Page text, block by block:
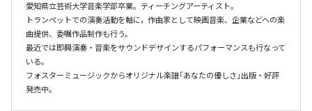
愛知県立芸術大学音楽学部卒業。ティーチングアーティスト。
トランペットでの演奏活動を軸に，作曲家として映画音楽、企業などへの楽
曲提供、委嘱作品制作も行う。
最近では即興演奏・音楽をサウンドデザインするパフォーマンスも行なって
いる。
フォスターミュージックからオリジナル楽譜「あなたの優しさ」出版・好評